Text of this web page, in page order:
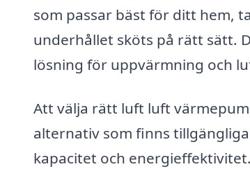
som passar bäst för ditt hem,
underhållet sköts på rätt sätt.
lösning för uppvärmning och
Att välja rätt luft luft
alternativ som finns
kapacitet och